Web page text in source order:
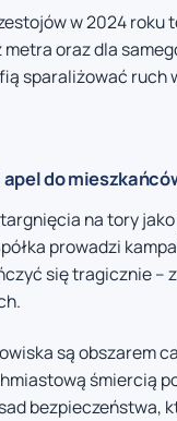
w 2024
oraz dla
sparaliżować ruch
do
na tory
prowadzi
się tragicznie –
są obszarem
śmiercią
bezpieczeństwa,